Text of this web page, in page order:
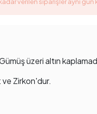
üzeri altın
ve Zirkon'dur.